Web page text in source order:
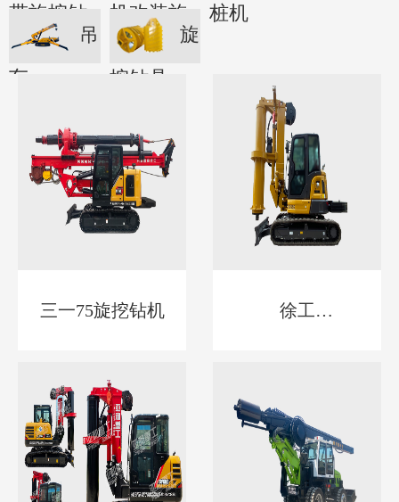
带旋挖钻
机
机改装旋
挖钻机
桩机
吊
车
旋
挖钻具
三一75旋挖钻机
徐工